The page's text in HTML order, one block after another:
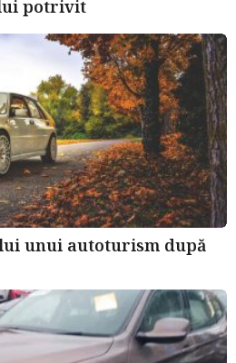
potrivit
unui autoturism după